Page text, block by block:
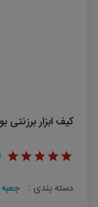
کیف ابزار برزنتی بوجار مدل
دسته بندی : جعبه